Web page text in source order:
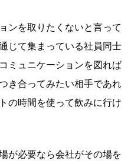
ンを取りたくないと言って
じて集まっている社員同士
ミュニケーションを図れば
き合ってみたい相手であれ
の時間を使って飲みに行け
が必要なら会社がその場を